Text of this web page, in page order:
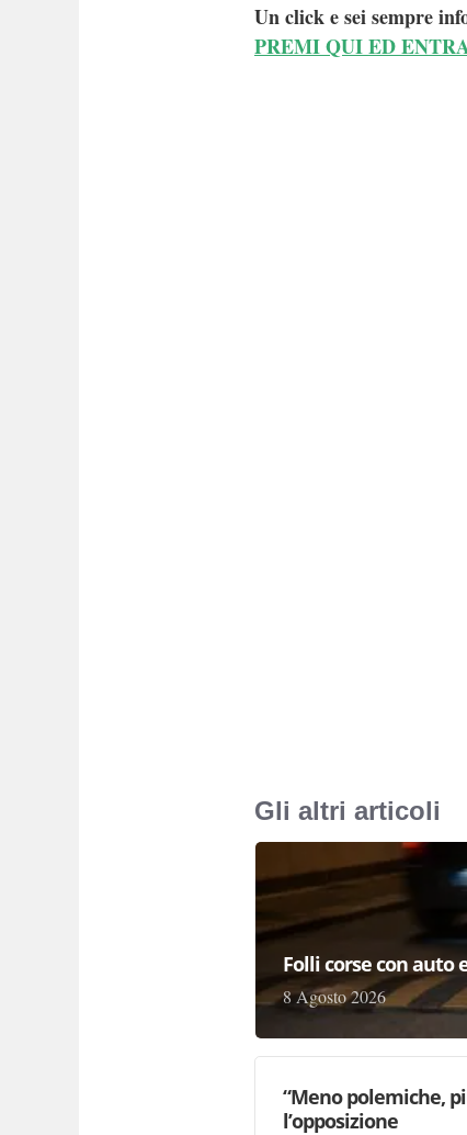
Un click e sei sempre
PREMI QUI ED
Gli altri articoli
Folli corse con auto
8 Agosto 2026
“Meno polemiche,
l’opposizione